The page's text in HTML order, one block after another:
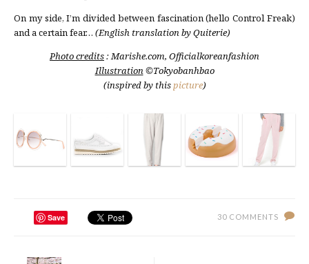
On my side, I’m divided between fascination (hello Control Freak)
and a certain fear… (English translation by Quiterie)
Photo credits: Marishe.com, Officialkoreanfashion
Illustration©Tokyobanhbao
(inspired by thispicture)
Save 30 COMMENTS